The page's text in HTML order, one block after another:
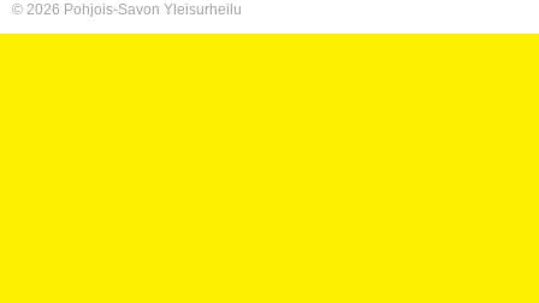
© 2026 Pohjois-Savon Yleisurheilu